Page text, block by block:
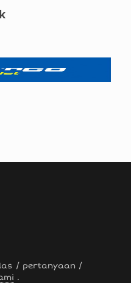
/ pertanyaan /
.